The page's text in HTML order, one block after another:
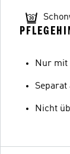
Nur mit
Nicht